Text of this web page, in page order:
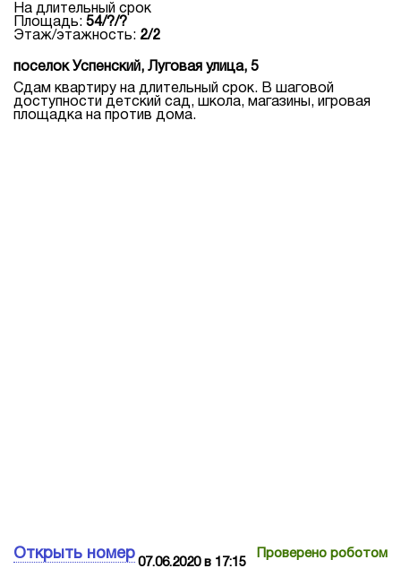
На длительный срок
Площадь: 54/?/?
Этаж/этажность: 2/2
поселок Успенский, Луговая улица, 5
Сдам квартиру на длительный срок. В шаговой
доступности детский сад, школа, магазины, игровая
площадка на против дома.
Открыть номер Проверено роботом
07.06.2020 в 17:15